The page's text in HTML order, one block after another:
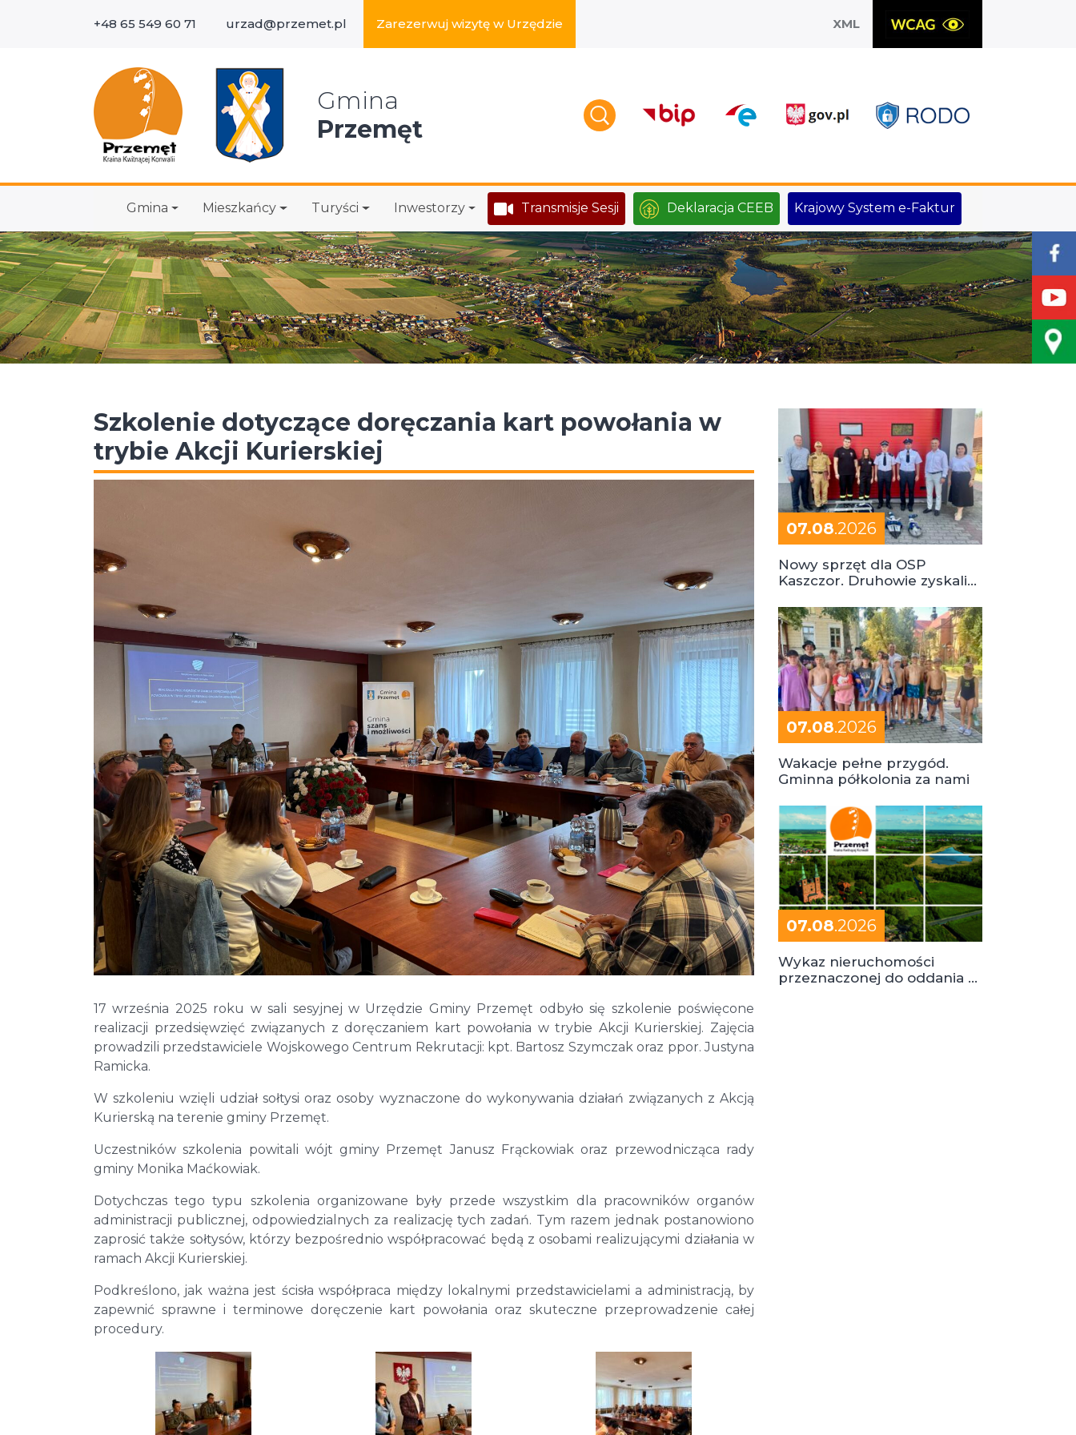
+48 65 549 60 71 urzad@przemet.pl Zarezerwuj wizytę w Urzędzie XML
Gmina
Przemęt
Gmina Mieszkańcy Turyści Inwestorzy Transmisje Sesji Deklaracja CEEB Krajowy System e-Faktur
Szkolenie dotyczące doręczania kart powołania w
trybie Akcji Kurierskiej
17 września 2025 roku w sali sesyjnej w Urzędzie Gminy Przemęt odbyło się szkolenie poświęcone
realizacji przedsięwzięć związanych z doręczaniem kart powołania w trybie Akcji Kurierskiej. Zajęcia
prowadzili przedstawiciele Wojskowego Centrum Rekrutacji: kpt. Bartosz Szymczak oraz ppor. Justyna
Ramicka.
W szkoleniu wzięli udział sołtysi oraz osoby wyznaczone do wykonywania działań związanych z Akcją
Kurierską na terenie gminy Przemęt.
Uczestników szkolenia powitali wójt gminy Przemęt Janusz Frąckowiak oraz przewodnicząca rady
gminy Monika Maćkowiak.
Dotychczas tego typu szkolenia organizowane były przede wszystkim dla pracowników organów
administracji publicznej, odpowiedzialnych za realizację tych zadań. Tym razem jednak postanowiono
zaprosić także sołtysów, którzy bezpośrednio współpracować będą z osobami realizującymi działania w
ramach Akcji Kurierskiej.
Podkreślono, jak ważna jest ścisła współpraca między lokalnymi przedstawicielami a administracją, by
zapewnić sprawne i terminowe doręczenie kart powołania oraz skuteczne przeprowadzenie całej
procedury.
07.08.2026
Nowy sprzęt dla OSP
Kaszczor. Druhowie zyskali
07.08.2026
Wakacje pełne przygód.
Gminna półkolonia za nami
07.08.2026
Wykaz nieruchomości
przeznaczonej do oddania w
Wyszukaj w serwisie